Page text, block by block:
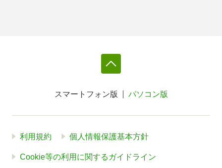
スマートフォン版 パソコン版
利用規約 個人情報保護基本方針
Cookie等の利用に関するガイドライン